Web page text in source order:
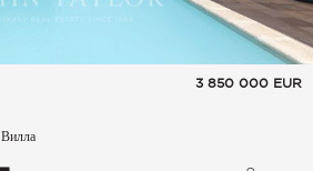
3 850 000 EUR
Вилла